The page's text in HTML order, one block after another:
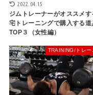
2022.04.15
ジムトレーナーがオススメす
宅トレーニングで購入する道
TOP３（女性編）
TRAINING/トレー